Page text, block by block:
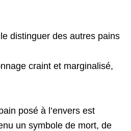
distinguer des autres pains
craint et marginalisé,
posé à l’envers est
un symbole de mort, de